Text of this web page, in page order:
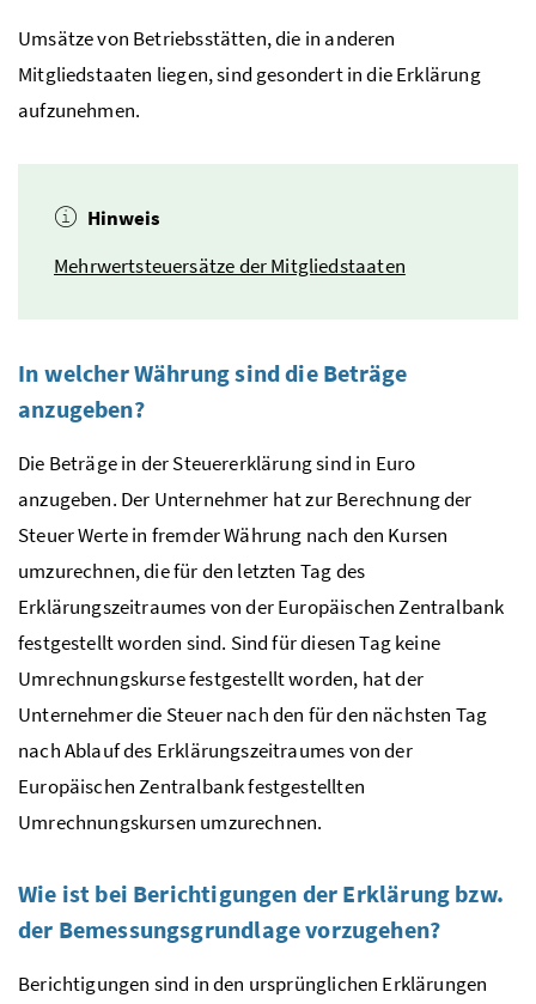
Umsätze von Betriebsstätten, die in anderen
Mitgliedstaaten liegen, sind gesondert in die Erklärung
aufzunehmen.
Hinweis
Mehrwertsteuersätze der Mitgliedstaaten
In welcher Währung sind die Beträge
anzugeben?
Die Beträge in der Steuererklärung sind in Euro
anzugeben. Der Unternehmer hat zur Berechnung der
Steuer Werte in fremder Währung nach den Kursen
umzurechnen, die für den letzten Tag des
Erklärungszeitraumes von der Europäischen Zentralbank
festgestellt worden sind. Sind für diesen Tag keine
Umrechnungskurse festgestellt worden, hat der
Unternehmer die Steuer nach den für den nächsten Tag
nach Ablauf des Erklärungszeitraumes von der
Europäischen Zentralbank festgestellten
Umrechnungskursen umzurechnen.
Wie ist bei Berichtigungen der Erklärung bzw.
der Bemessungsgrundlage vorzugehen?
Berichtigungen sind in den ursprünglichen Erklärungen